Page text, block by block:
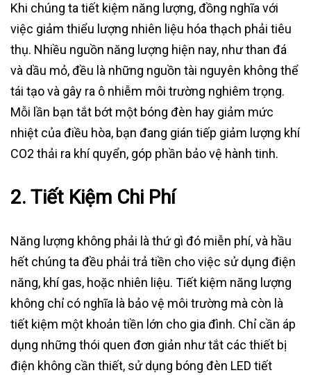
Khi chúng ta tiết kiệm năng lượng, đồng nghĩa với
việc giảm thiểu lượng nhiên liệu hóa thạch phải tiêu
thụ. Nhiều nguồn năng lượng hiện nay, như than đá
và dầu mỏ, đều là những nguồn tài nguyên không thể
tái tạo và gây ra ô nhiễm môi trường nghiêm trọng.
Mỗi lần bạn tắt bớt một bóng đèn hay giảm mức
nhiệt của điều hòa, bạn đang gián tiếp giảm lượng khí
CO2 thải ra khí quyển, góp phần bảo vệ hành tinh.
2. Tiết Kiệm Chi Phí
Năng lượng không phải là thứ gì đó miễn phí, và hầu
hết chúng ta đều phải trả tiền cho việc sử dụng điện
năng, khí gas, hoặc nhiên liệu. Tiết kiệm năng lượng
không chỉ có nghĩa là bảo vệ môi trường mà còn là
tiết kiệm một khoản tiền lớn cho gia đình. Chỉ cần áp
dụng những thói quen đơn giản như tắt các thiết bị
điện không cần thiết, sử dụng bóng đèn LED tiết